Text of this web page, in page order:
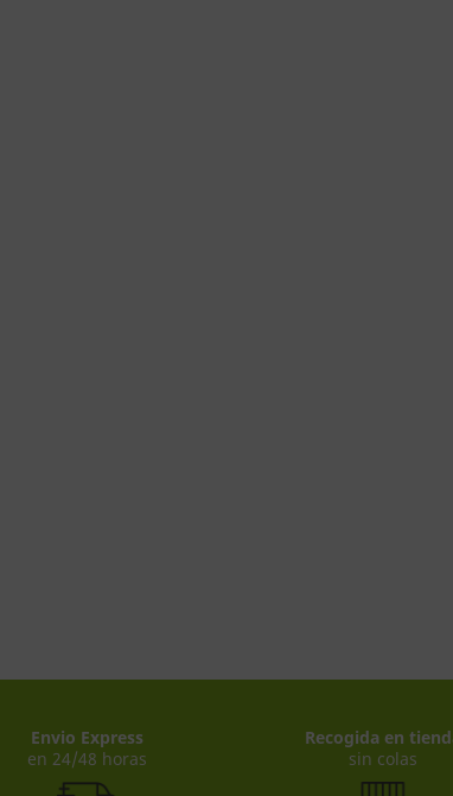
Envio Express
en 24/48 horas
Recogida en
sin colas